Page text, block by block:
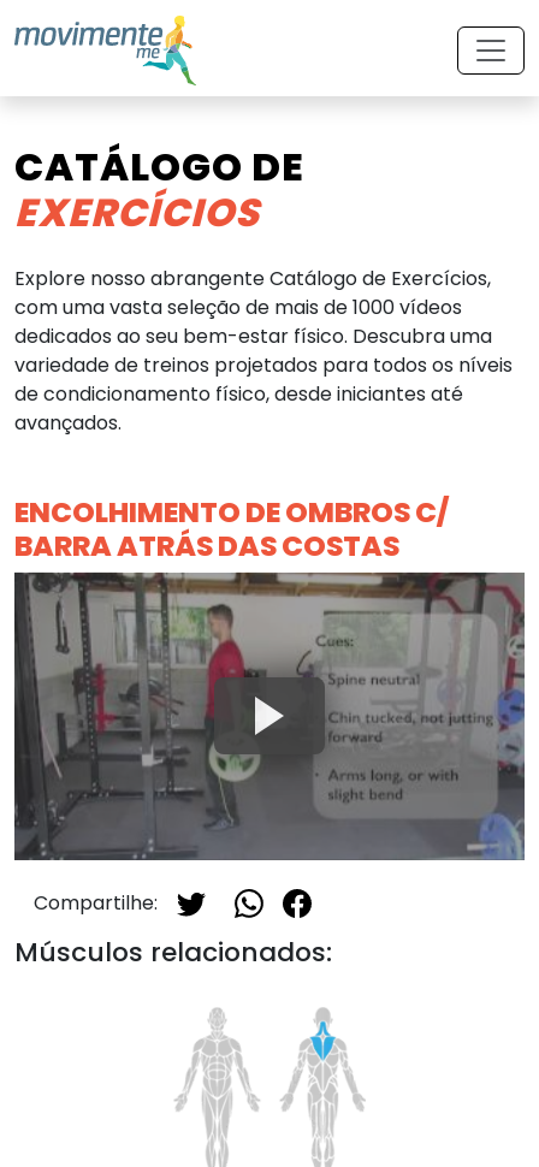
CATÁLOGO DE
EXERCÍCIOS
Explore nosso abrangente Catálogo de Exercícios,
com uma vasta seleção de mais de 1000 vídeos
dedicados ao seu bem-estar físico. Descubra uma
variedade de treinos projetados para todos os níveis
de condicionamento físico, desde iniciantes até
avançados.
ENCOLHIMENTO DE OMBROS C/
BARRA ATRÁS DAS COSTAS
Compartilhe:
Músculos relacionados: